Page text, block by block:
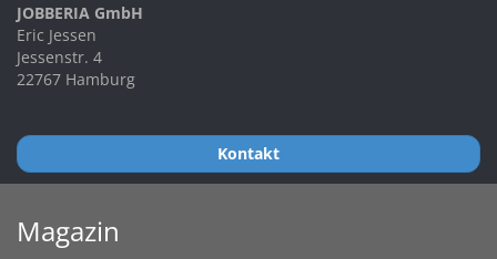
JOBBERIA GmbH
Eric Jessen
Jessenstr. 4
22767 Hamburg
Kontakt
Magazin